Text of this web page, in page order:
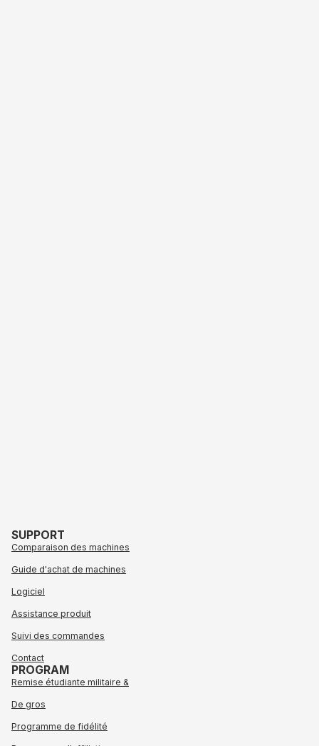
SUPPORT
Comparaison des machines
Guide d'achat de machines
Logiciel
Assistance produit
Suivi des commandes
Contact
PROGRAM
Remise étudiante militaire &
De gros
Programme de fidélité